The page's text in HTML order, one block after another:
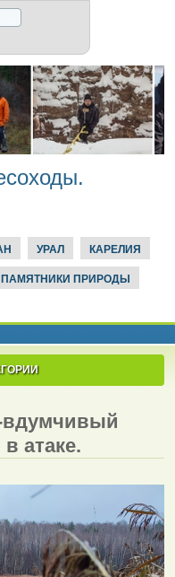
УРАЛ КАРЕЛИЯ
ПАМЯТНИКИ ПРИРОДЫ
вдумчивый
атаке.